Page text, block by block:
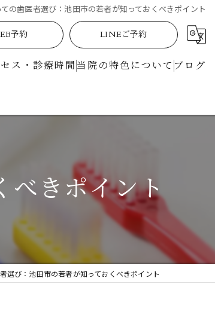
の歯医者選び：池田市の若者が知っておくべきポイント
予約 LINEご予約
ス・診療時間 当院の特色について
駅近
マイクロスコープ
ブログ
べきポイント
選び：池田市の若者が知っておくべきポイント